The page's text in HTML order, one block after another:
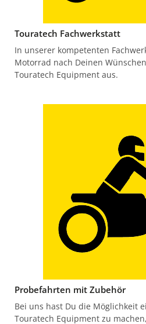
Touratech Fachwerkstatt
In unserer kompetenten
Motorrad nach Deinen
Touratech Equipment aus.
Probefahrten mit Zubehör
Bei uns hast Du die Möglichkeit
Touratech Equipment zu